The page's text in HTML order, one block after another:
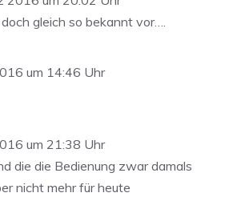
doch gleich so bekannt vor….
um 14:46 Uhr
um 21:38 Uhr
die die Bedienung zwar damals
nicht mehr für heute